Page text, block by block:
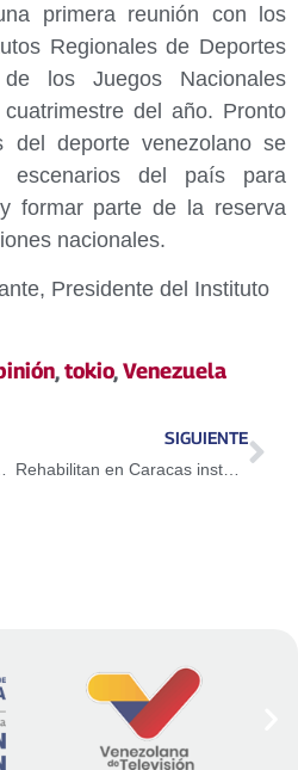
primera reunión con los
Regionales de Deportes
los Juegos Nacionales
del año. Pronto
del deporte venezolano se
escenarios del país para
formar parte de la reserva
nacionales.
Presidente del Instituto
,tokio,Venezuela
SIGUIENTE
Rehabilitan en Caracas instalaciones del Mercado Gran Cacique Macarao